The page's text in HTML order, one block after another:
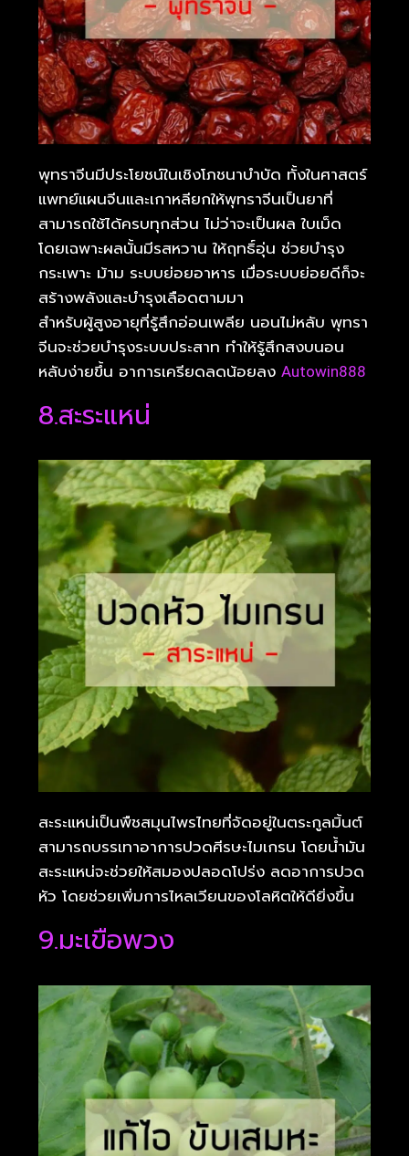
พุทราจีนมีประโยชน์ในเชิงโภชนาบำบัด ทั้งในศาสตร์
แพทย์แผนจีนและเกาหลียกให้พุทราจีนเป็นยาที่
สามารถใช้ได้ครบทุกส่วน ไม่ว่าจะเป็นผล ใบเม็ด
โดยเฉพาะผลนั้นมีรสหวาน ให้ฤทธิ์อุ่น ช่วยบำรุง
กระเพาะ ม้าม ระบบย่อยอาหาร เมื่อระบบย่อยดีก็จะ
สร้างพลังและบำรุงเลือดตามมา
สำหรับผู้สูงอายุที่รู้สึกอ่อนเพลีย นอนไม่หลับ พุทรา
จีนจะช่วยบำรุงระบบประสาท ทำให้รู้สึกสงบนอน
หลับง่ายขึ้น อาการเครียดลดน้อยลง Autowin888
8.สะระแหน่
สะระแหน่เป็นพืชสมุนไพรไทยที่จัดอยู่ในตระกูลมิ้นต์
สามารถบรรเทาอาการปวดศีรษะไมเกรน โดยน้ำมัน
สะระแหน่จะช่วยให้สมองปลอดโปร่ง ลดอาการปวด
หัว โดยช่วยเพิ่มการไหลเวียนของโลหิตให้ดียิ่งขึ้น
9.มะเขือพวง